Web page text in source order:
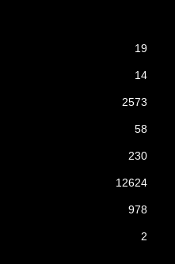
19
14
2573
58
230
12624
978
2